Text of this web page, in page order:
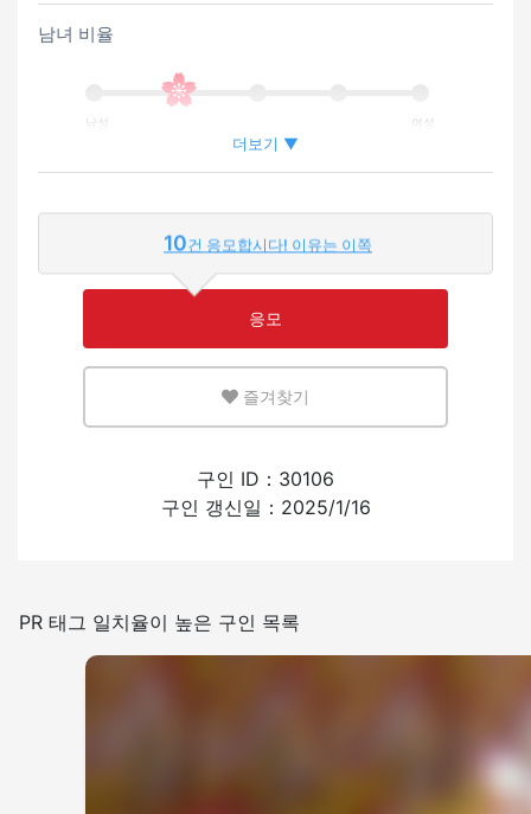
남녀 비율
남성 여성
외국인이 근무하는 비율
영어 또는 모국어를 살릴 수 있는 환경
일본어를 쓰는 빈도
더보기 ▼
10건 응모합시다! 이유는 이쪽
응모
즐겨찾기
구인 ID：30106
구인 갱신일：2025/1/16
PR 태그 일치율이 높은 구인 목록